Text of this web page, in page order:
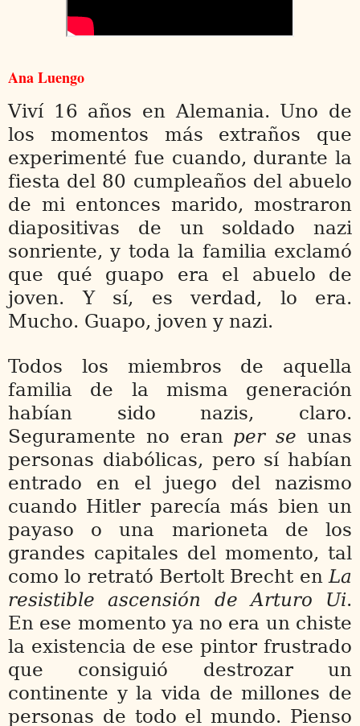
Ana Luengo
Viví 16 años en Alemania. Uno de
los momentos más extraños que
experimenté fue cuando, durante la
fiesta del 80 cumpleaños del abuelo
de mi entonces marido, mostraron
diapositivas de un soldado nazi
sonriente, y toda la familia exclamó
que qué guapo era el abuelo de
joven. Y sí, es verdad, lo era.
Mucho. Guapo, joven y nazi.
Todos los miembros de aquella
familia de la misma generación
habían sido nazis, claro.
Seguramente no eran per se unas
personas diabólicas, pero sí habían
entrado en el juego del nazismo
cuando Hitler parecía más bien un
payaso o una marioneta de los
grandes capitales del momento, tal
como lo retrató Bertolt Brecht enLa
resistible ascensión de Arturo Ui.
En ese momento ya no era un chiste
la existencia de ese pintor frustrado
que consiguió destrozar un
continente y la vida de millones de
personas de todo el mundo. Pienso